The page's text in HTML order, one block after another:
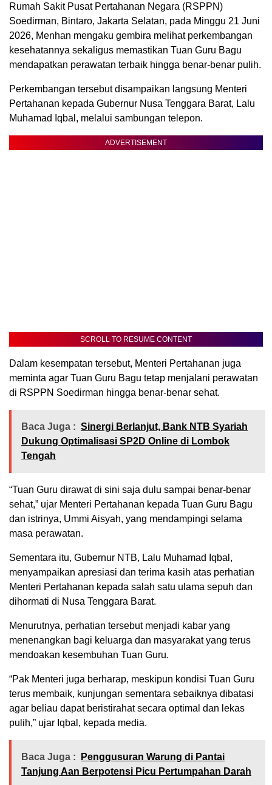
Rumah Sakit Pusat Pertahanan Negara (RSPPN)
Soedirman, Bintaro, Jakarta Selatan, pada Minggu 21 Juni
2026, Menhan mengaku gembira melihat perkembangan
kesehatannya sekaligus memastikan Tuan Guru Bagu
mendapatkan perawatan terbaik hingga benar-benar pulih.
Perkembangan tersebut disampaikan langsung Menteri
Pertahanan kepada Gubernur Nusa Tenggara Barat, Lalu
Muhamad Iqbal, melalui sambungan telepon.
ADVERTISEMENT
SCROLL TO RESUME CONTENT
Dalam kesempatan tersebut, Menteri Pertahanan juga
meminta agar Tuan Guru Bagu tetap menjalani perawatan
di RSPPN Soedirman hingga benar-benar sehat.
Baca Juga : Sinergi Berlanjut, Bank NTB Syariah
Dukung Optimalisasi SP2D Online di Lombok
Tengah
“Tuan Guru dirawat di sini saja dulu sampai benar-benar
sehat,” ujar Menteri Pertahanan kepada Tuan Guru Bagu
dan istrinya, Ummi Aisyah, yang mendampingi selama
masa perawatan.
Sementara itu, Gubernur NTB, Lalu Muhamad Iqbal,
menyampaikan apresiasi dan terima kasih atas perhatian
Menteri Pertahanan kepada salah satu ulama sepuh dan
dihormati di Nusa Tenggara Barat.
Menurutnya, perhatian tersebut menjadi kabar yang
menenangkan bagi keluarga dan masyarakat yang terus
mendoakan kesembuhan Tuan Guru.
“Pak Menteri juga berharap, meskipun kondisi Tuan Guru
terus membaik, kunjungan sementara sebaiknya dibatasi
agar beliau dapat beristirahat secara optimal dan lekas
pulih,” ujar Iqbal, kepada media.
Baca Juga :
Penggusuran Warung di Pantai
Tanjung Aan Berpotensi Picu Pertumpahan Darah